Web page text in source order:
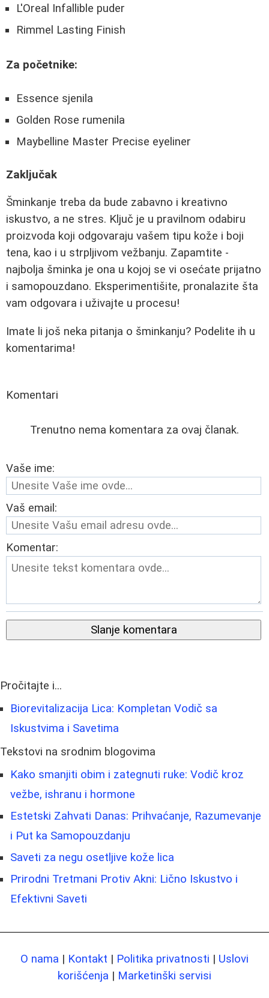
L'Oreal Infallible puder
Rimmel Lasting Finish
Za početnike:
Essence sjenila
Golden Rose rumenila
Maybelline Master Precise eyeliner
Zaključak
Šminkanje treba da bude zabavno i kreativno
iskustvo, a ne stres. Ključ je u pravilnom odabiru
proizvoda koji odgovaraju vašem tipu kože i boji
tena, kao i u strpljivom vežbanju. Zapamtite -
najbolja šminka je ona u kojoj se vi osećate prijatno
i samopouzdano. Eksperimentišite, pronalazite šta
vam odgovara i uživajte u procesu!
Imate li još neka pitanja o šminkanju? Podelite ih u
komentarima!
Komentari
Trenutno nema komentara za ovaj članak.
Vaše ime:
Vaš email:
Komentar:
Slanje komentara
Pročitajte i...
Biorevitalizacija Lica: Kompletan Vodič sa
Iskustvima i Savetima
Tekstovi na srodnim blogovima
Kako smanjiti obim i zategnuti ruke: Vodič kroz
vežbe, ishranu i hormone
Estetski Zahvati Danas: Prihvaćanje, Razumevanje
i Put ka Samopouzdanju
Saveti za negu osetljive kože lica
Prirodni Tretmani Protiv Akni: Lično Iskustvo i
Efektivni Saveti
O nama | Kontakt | Politika privatnosti | Uslovi
korišćenja | Marketinški servisi